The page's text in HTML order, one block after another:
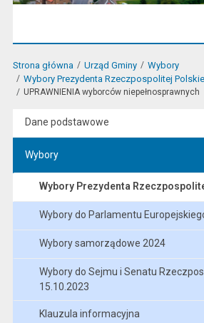
Strona główna Urząd Gminy
Wybory
Wybory Prezydenta Rzeczpospolitej
UPRAWNIENIA wyborców niepełnosprawnych
Dane podstawowe
Wybory
Wybory Prezydenta
Wybory do Parlamentu
Wybory samorządowe 2024
Wybory do Sejmu i Senatu
15.10.2023
Klauzula informacyjna